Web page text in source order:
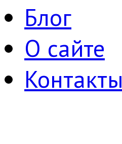
Блог
О сайте
Контакты